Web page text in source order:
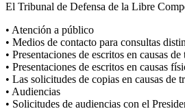
El Tribunal de Defensa de la Libre
• Atención a público
• Medios de contacto para consultas
• Presentaciones de escritos en causas
• Presentaciones de escritos en causas
• Las solicitudes de copias en causas de
• Audiencias
• Solicitudes de audiencias con el